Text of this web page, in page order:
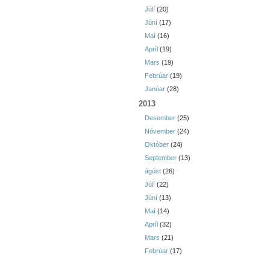
Júlí (20)
Júní (17)
Maí (16)
Apríl (19)
Mars (19)
Febrúar (19)
Janúar (28)
2013
Desember (25)
Nóvember (24)
Október (24)
September (13)
ágúst (26)
Júlí (22)
Júní (13)
Maí (14)
Apríl (32)
Mars (21)
Febrúar (17)